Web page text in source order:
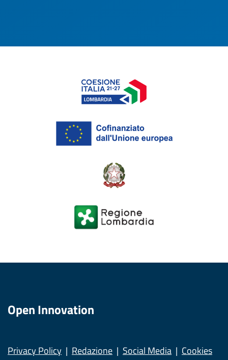
Open Innovation
Privacy Policy Redazione Social Media Cookies